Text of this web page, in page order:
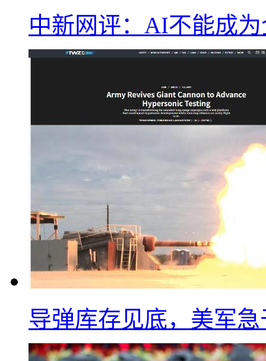
中新网评：AI不能成
导弹库存见底，美军